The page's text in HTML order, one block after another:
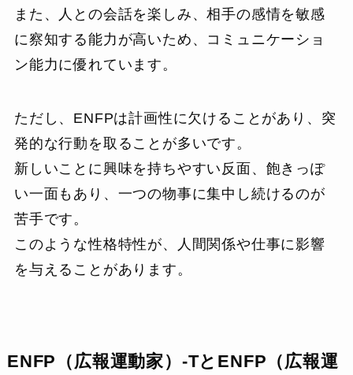
また、人との会話を楽しみ、相手の感情を敏感
に察知する能力が高いため、コミュニケーショ
ン能力に優れています。
ただし、ENFPは計画性に欠けることがあり、突
発的な行動を取ることが多いです。
新しいことに興味を持ちやすい反面、飽きっぽ
い一面もあり、一つの物事に集中し続けるのが
苦手です。
このような性格特性が、人間関係や仕事に影響
を与えることがあります。
ENFP（広報運動家）-TとENFP（広報運